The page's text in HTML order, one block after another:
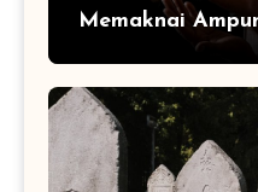
Memaknai